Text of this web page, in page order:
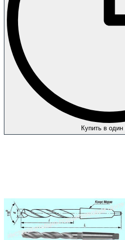
Купить в один